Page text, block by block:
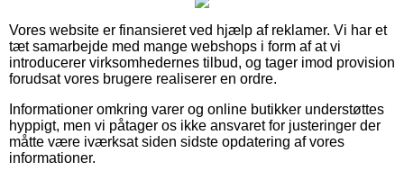
Vores website er finansieret ved hjælp af reklamer. Vi har et
tæt samarbejde med mange webshops i form af at vi
introducerer virksomhedernes tilbud, og tager imod provision
forudsat vores brugere realiserer en ordre.
Informationer omkring varer og online butikker understøttes
hyppigt, men vi påtager os ikke ansvaret for justeringer der
måtte være iværksat siden sidste opdatering af vores
informationer.